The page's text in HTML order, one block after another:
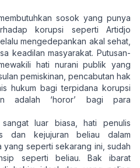
sosok yang punya
korupsi seperti Artidjo
mengedepankan akal sehat,
keadilan masyarakat. Putusan-
hati nurani publik yang
pemiskinan, pencabutan hak
hukum bagi terpidana korupsi
adalah ‘horor’ bagi para
luar biasa, hati penulis
dan kejujuran beliau dalam
yang seperti sekarang ini, sudah
seperti beliau. Bak ibarat